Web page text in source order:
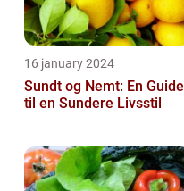
16 january 2024
Sundt og Nemt: En Guide
til en Sundere Livsstil